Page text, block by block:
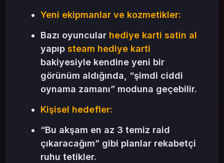
Yeni ekipmanlar ve kozmetikler:
Bazı oyuncular hediye karti satin al
yapıp steam hediye karti
bakiyesiyle kendine yeni bir
görünüm aldığında, “şimdi ciddi
oynama zamanı” moduna geçebilir.
Kişisel hedefler:
“Bu akşam en az 3 temiz raid
çıkaracağım” gibi planlar rekabetçi
ruhu tetikler.